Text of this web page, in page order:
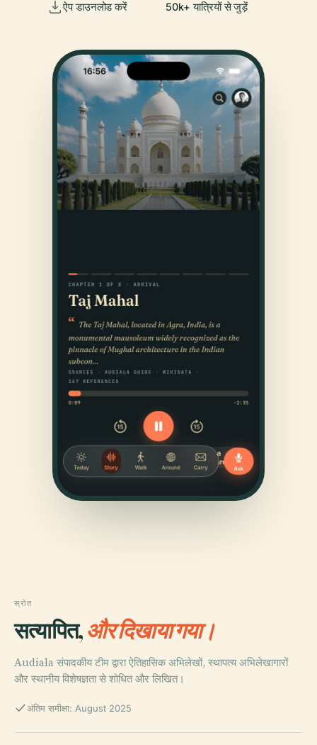
ऐप डाउनलोड करें 50k+ यात्रियों से जुड़ें
स्रोत
सत्यापित,और दिखाया गया।
Audiala संपादकीय टीम द्वारा ऐतिहासिक अभिलेखों, स्थापत्य अभिलेखागारों
और स्थानीय विशेषज्ञता से शोधित और लिखित।
अंतिम समीक्षा: August 2025